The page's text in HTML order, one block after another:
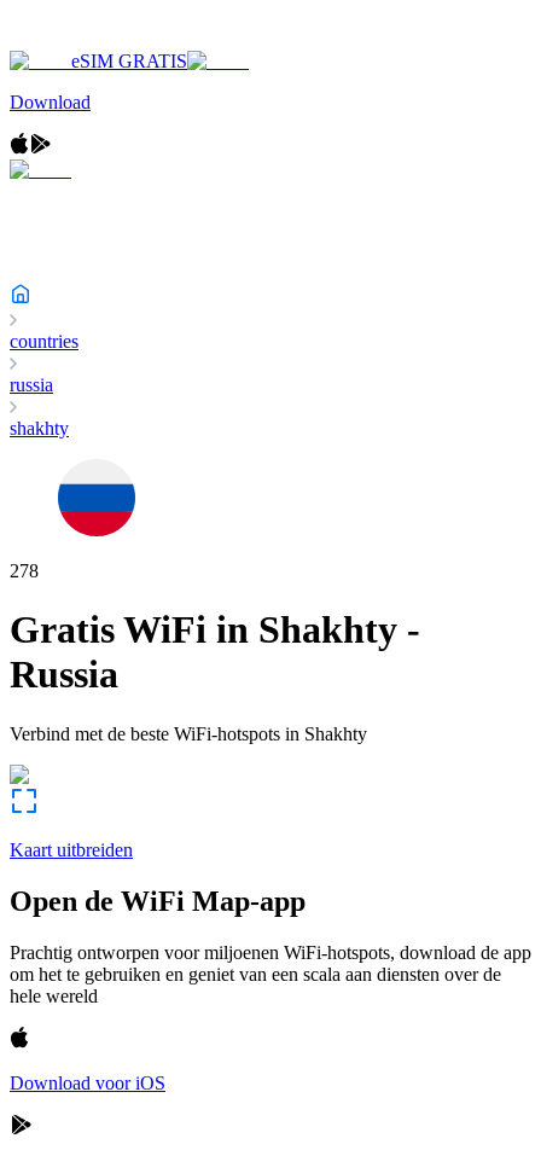
eSIM GRATIS
Download
countries
russia
shakhty
278
Gratis WiFi in Shakhty -
Russia
Verbind met de beste WiFi-hotspots in Shakhty
Kaart uitbreiden
Open de WiFi Map-app
Prachtig ontworpen voor miljoenen WiFi-hotspots, download de app
om het te gebruiken en geniet van een scala aan diensten over de
hele wereld
Download voor iOS